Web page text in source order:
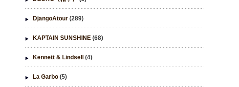
DjangoAtour (289)
KAPTAIN SUNSHINE (68)
Kennett & Lindsell (4)
La Garbo (5)